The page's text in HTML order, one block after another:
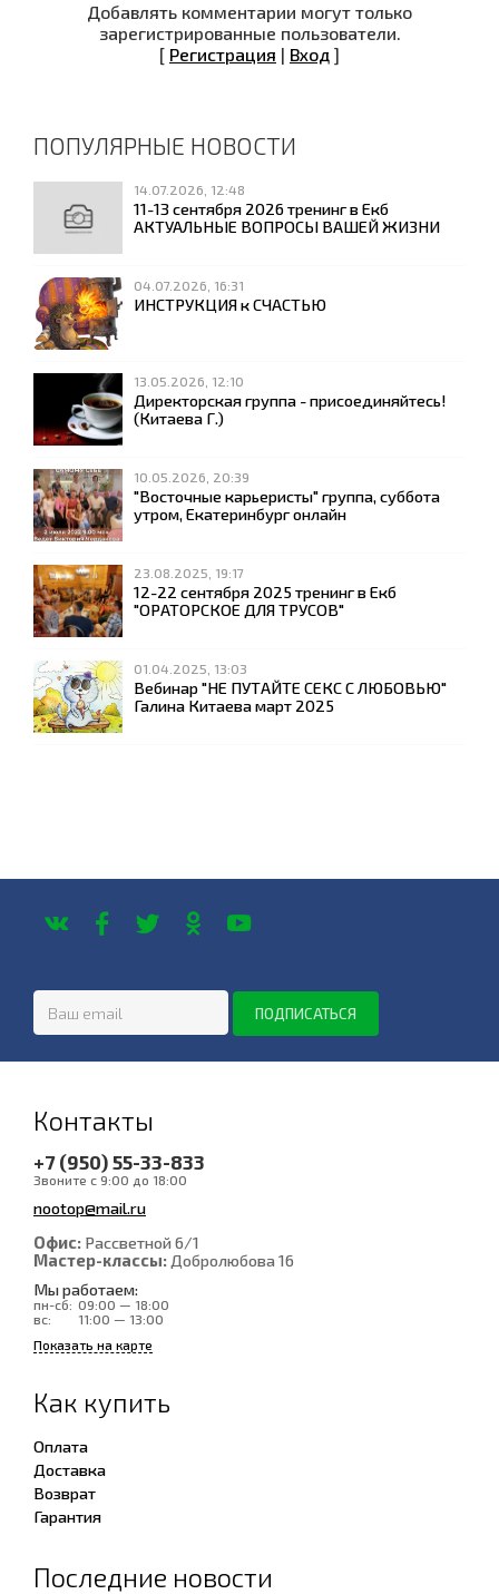
Добавлять комментарии могут только
зарегистрированные пользователи.
[ Регистрация | Вход ]
ПОПУЛЯРНЫЕ НОВОСТИ
14.07.2026, 12:48
11-13 сентября 2026 тренинг в Екб
АКТУАЛЬНЫЕ ВОПРОСЫ ВАШЕЙ ЖИЗНИ
04.07.2026, 16:31
ИНСТРУКЦИЯ к СЧАСТЬЮ
13.05.2026, 12:10
Директорская группа - присоединяйтесь!
(Китаева Г.)
10.05.2026, 20:39
"Восточные карьеристы" группа, суббота
утром, Екатеринбург онлайн
23.08.2025, 19:17
12-22 сентября 2025 тренинг в Екб
"ОРАТОРСКОЕ ДЛЯ ТРУСОВ"
01.04.2025, 13:03
Вебинар "НЕ ПУТАЙТЕ СЕКС С ЛЮБОВЬЮ"
Галина Китаева март 2025
Контакты
+7 (950) 55-33-833
Звоните с 9:00 до 18:00
nootop@mail.ru
Офис: Рассветной 6/1
Мастер-классы: Добролюбова 16
Мы работаем:
пн-сб: 09:00 — 18:00
вс:
11:00 — 13:00
Показать на карте
Как купить
Оплата
Доставка
Возврат
Гарантия
Последние новости